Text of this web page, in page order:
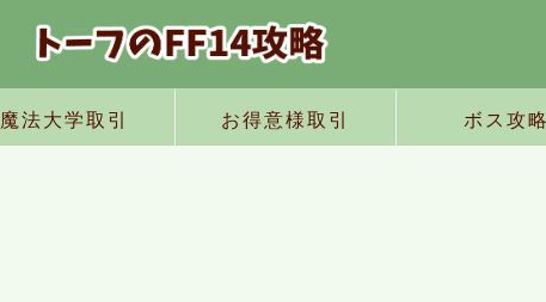
魔法大学取引 お得意様取引 ボス攻略